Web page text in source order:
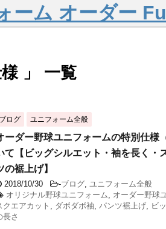
ーム オーダー
様 」 一覧
ブログ ユニフォーム全般
ーダー野球ユニフォームの特別仕様
て【ビッグシルエット・袖を長く・
の裾上げ】
2018/10/30 -ブログ, ユニフォーム全般
オリジナル野球ユニフォーム, オーダー野球
クエアカット , ダボダボ袖, パンツ裾上げ, ビ
長さ